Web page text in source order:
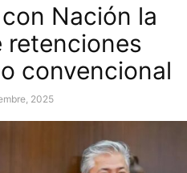
Nación la
retenciones
convencional
2025